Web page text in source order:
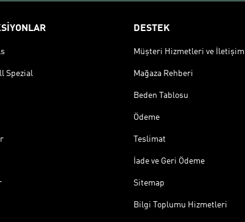
Spezial
DESTEK
Müşteri Hizmetleri ve İletişim
Mağaza Rehberi
Beden Tablosu
Ödeme
Teslimat
İade ve Geri Ödeme
Sitemap
Bilgi Toplumu Hizmetleri